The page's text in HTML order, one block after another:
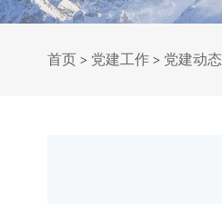
首页 > 党建工作 > 党建动态